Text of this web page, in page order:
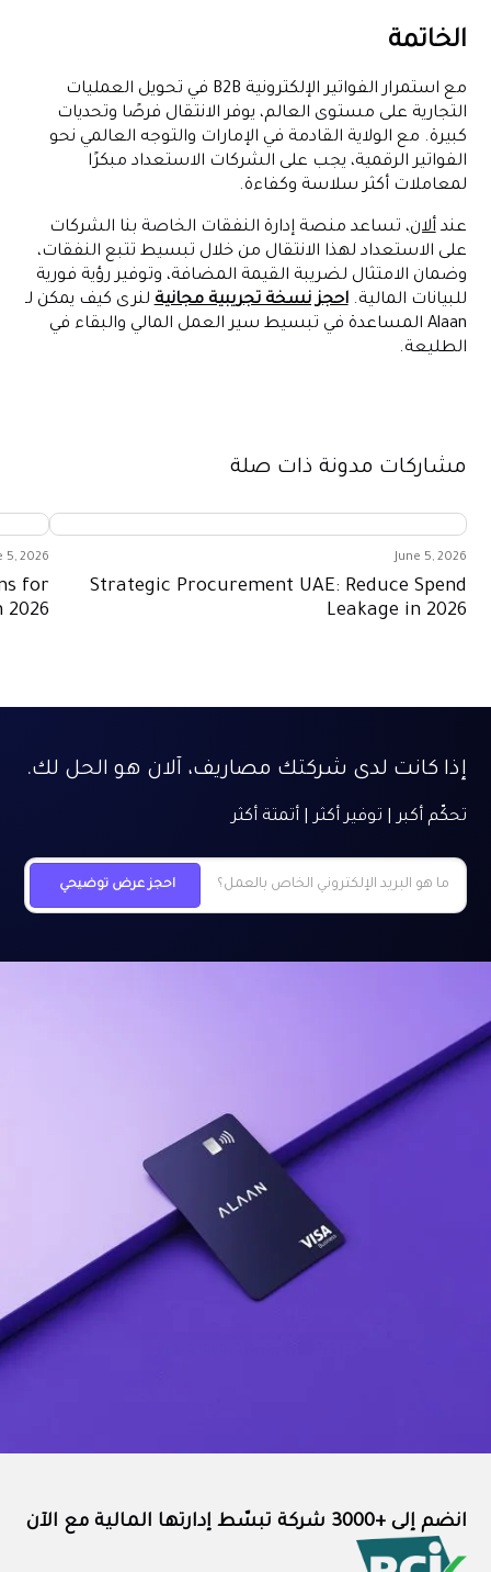
الخاتمة
مع استمرار الفواتير الإلكترونية B2B في تحويل العمليات
التجارية على مستوى العالم، يوفر الانتقال فرصًا وتحديات
كبيرة. مع الولاية القادمة في الإمارات والتوجه العالمي نحو
الفواتير الرقمية، يجب على الشركات الاستعداد مبكرًا
لمعاملات أكثر سلاسة وكفاءة.
عندألان، تساعد منصة إدارة النفقات الخاصة بنا الشركات
على الاستعداد لهذا الانتقال من خلال تبسيط تتبع النفقات،
وضمان الامتثال لضريبة القيمة المضافة، وتوفير رؤية فورية
للبيانات المالية.احجز نسخة تجريبية مجانيةلنرى كيف يمكن لـ
Alaan المساعدة في تبسيط سير العمل المالي والبقاء في
الطليعة.
مشاركات مدونة ذات صلة
June 5, 2026
Strategic Procurement UAE: Reduce Spend
Leakage in 2026
5, 2026
for
إذا كانت لدى شركتك مصاريف، آلان هو الحل لك.
تحكّم أكبر | توفير أكثر | أتمتة أكثر
انضم إلى +3000 شركة تبسّط إدارتها المالية مع الآن